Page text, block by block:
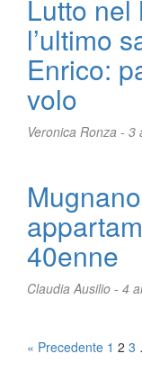
Lutto
l’ultimo
Enrico:
volo
Veronica Ronza - 3
40enne
Claudia Ausilio - 4
Posts
« Precedente 1 2 3